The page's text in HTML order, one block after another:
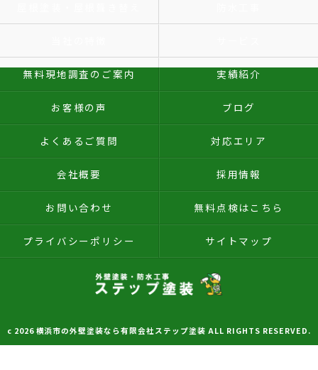
無料現地調査のご案内 実績紹介
お客様の声 ブログ
よくあるご質問 対応エリア
会社概要 採用情報
お問い合わせ 無料点検はこちら
プライバシーポリシー サイトマップ
c 2026 横浜市の外壁塗装なら有限会社ステップ塗装 ALL RIGHTS RESERVED.